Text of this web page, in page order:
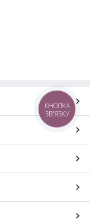
КНОПКА
ЗВ'ЯЗКУ